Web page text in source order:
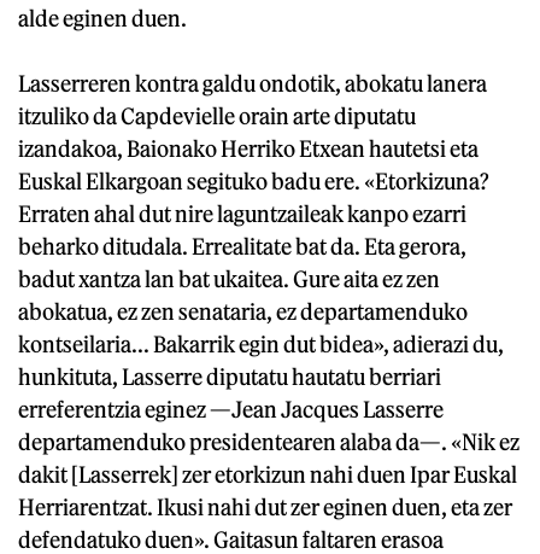
alde eginen duen.
Lasserreren kontra galdu ondotik, abokatu lanera
itzuliko da Capdevielle orain arte diputatu
izandakoa, Baionako Herriko Etxean hautetsi eta
Euskal Elkargoan segituko badu ere. «Etorkizuna?
Erraten ahal dut nire laguntzaileak kanpo ezarri
beharko ditudala. Errealitate bat da. Eta gerora,
badut xantza lan bat ukaitea. Gure aita ez zen
abokatua, ez zen senataria, ez departamenduko
kontseilaria... Bakarrik egin dut bidea», adierazi du,
hunkituta, Lasserre diputatu hautatu berriari
erreferentzia eginez —Jean Jacques Lasserre
departamenduko presidentearen alaba da—. «Nik ez
dakit [Lasserrek] zer etorkizun nahi duen Ipar Euskal
Herriarentzat. Ikusi nahi dut zer eginen duen, eta zer
defendatuko duen». Gaitasun faltaren erasoa